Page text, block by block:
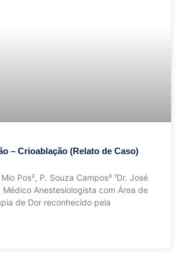
– Crioablação (Relato de Caso)
Pos², P. Souza Campos³ ¹Dr. José
Médico Anestesiologista com Área de
de Dor reconhecido pela